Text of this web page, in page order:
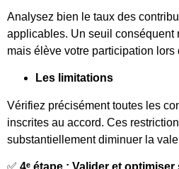
Analysez bien le taux des
applicables. Un seuil conséquent
mais élève votre participation lors
Les limitations
Vérifiez précisément toutes les
inscrites au accord. Ces
substantiellement diminuer la